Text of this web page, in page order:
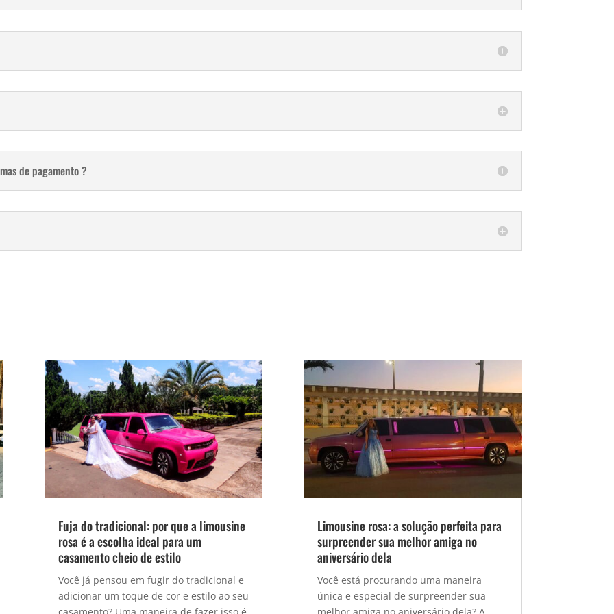
de pagamento ?
Fuja do tradicional: por que a limousine
rosa é a escolha ideal para um
casamento cheio de estilo
Você já pensou em fugir do tradicional e
adicionar um toque de cor e estilo ao seu
casamento? Uma maneira de fazer isso é
Limousine rosa: a solução perfeita para
surpreender sua melhor amiga no
aniversário dela
Você está procurando uma maneira
única e especial de surpreender sua
melhor amiga no aniversário dela? A